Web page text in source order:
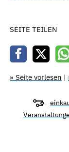
SEITE TEILEN
» Seite vorlesen |